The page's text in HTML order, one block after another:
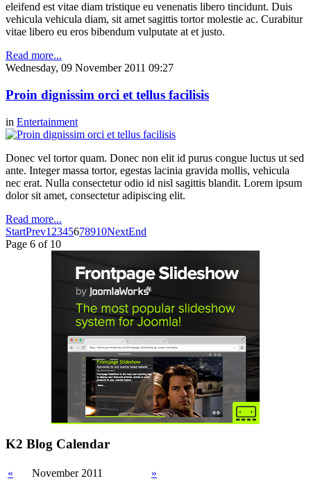
eleifend est vitae diam tristique eu venenatis libero tincidunt. Duis
vehicula vehicula diam, sit amet sagittis tortor molestie ac. Curabitur
vitae libero eu eros bibendum vulputate at et justo.
Read more...
Wednesday, 09 November 2011 09:27
Proin dignissim orci et tellus facilisis
in Entertainment
Donec vel tortor quam. Donec non elit id purus congue luctus ut sed
ante. Integer massa tortor, egestas lacinia gravida mollis, vehicula
nec erat. Nulla consectetur odio id nisl sagittis blandit. Lorem ipsum
dolor sit amet, consectetur adipiscing elit.
Read more...
StartPrev1 2345678910NextEnd
Page 6 of 10
K2 Blog Calendar
« November 2011
»